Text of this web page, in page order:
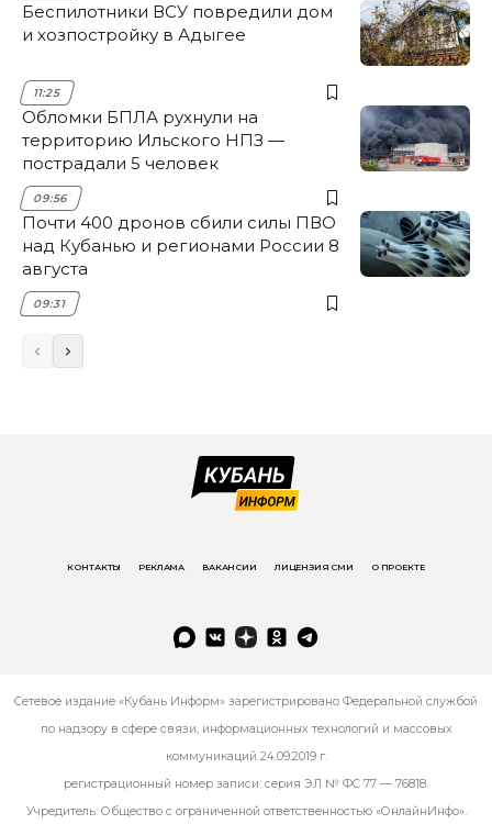
Беспилотники ВСУ повредили дом
и хозпостройку в Адыгее
11:25
Обломки БПЛА рухнули на
территорию Ильского НПЗ —
пострадали 5 человек
09:56
Почти 400 дронов сбили силы ПВО
над Кубанью и регионами России 8
августа
09:31
КОНТАКТЫ РЕКЛАМА ВАКАНСИИ ЛИЦЕНЗИЯ СМИ О ПРОЕКТЕ
Сетевое издание «Кубань Информ» зарегистрировано Федеральной службой
по надзору в сфере связи, информационных технологий и массовых
коммуникаций 24.09.2019 г.
регистрационный номер записи: серия ЭЛ № ФС 77 — 76818.
Учредитель: Общество с ограниченной ответственностью «ОнлайнИнфо».